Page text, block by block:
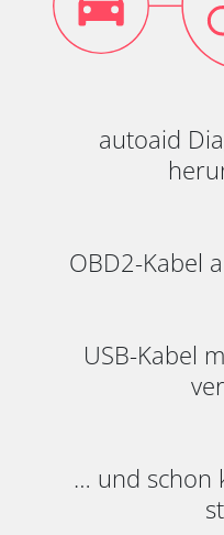
autoaid
OBD2-Kabel
USB-Kabel
… und schon